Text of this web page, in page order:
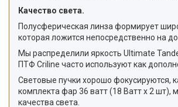
Качество света.
Полусферическая линза формирует
которая ложится непосредственно на
Мы распределили яркость Ultimate
ПТФ Criline часто используют как
Световые пучки хорошо фокусируются,
комплекта фар 36 ватт (18 Ватт x 2 шт),
качества света.